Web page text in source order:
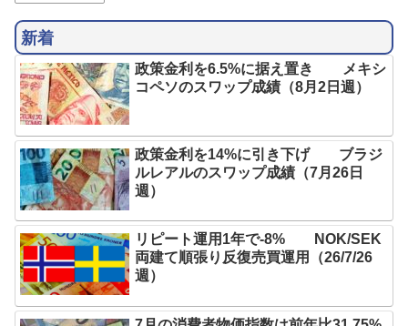
新着
政策金利を6.5%に据え置き メキシ
コペソのスワップ成績（8月2日週）
政策金利を14%に引き下げ ブラジ
ルレアルのスワップ成績（7月26日
週）
リピート運用1年で-8% NOK/SEK
両建て順張り反復売買運用（26/7/26
週）